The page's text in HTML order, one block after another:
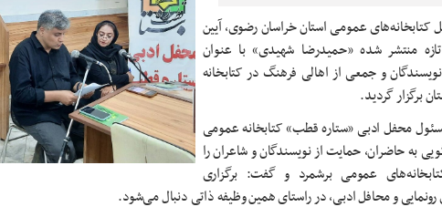
کتابخانه‌های عمومی استان خراسان رضوی، آیین
منتشر شده «حمیدرضا شهیدی» با عنوان
و جمعی از اهالی فرهنگ در کتابخانه
برگزار گردید.
محفل ادبی «ستاره قطب» کتابخانه عمومی
حاضران، حمایت از نویسندگان و شاعران را
عمومی برشمرد و گفت: برگزاری
و محافل ادبی، در راستای همین وظیفه ذاتی دنبال می‌شود.